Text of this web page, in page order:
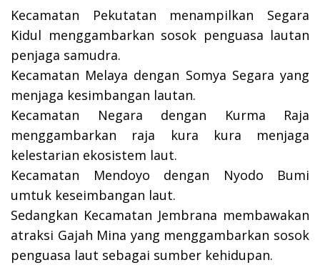
Kecamatan Pekutatan menampilkan Segara
Kidul menggambarkan sosok penguasa lautan
penjaga samudra.
Kecamatan Melaya dengan Somya Segara yang
menjaga kesimbangan lautan.
Kecamatan Negara dengan Kurma Raja
menggambarkan raja kura kura menjaga
kelestarian ekosistem laut.
Kecamatan Mendoyo dengan Nyodo Bumi
umtuk keseimbangan laut.
Sedangkan Kecamatan Jembrana membawakan
atraksi Gajah Mina yang menggambarkan sosok
penguasa laut sebagai sumber kehidupan.